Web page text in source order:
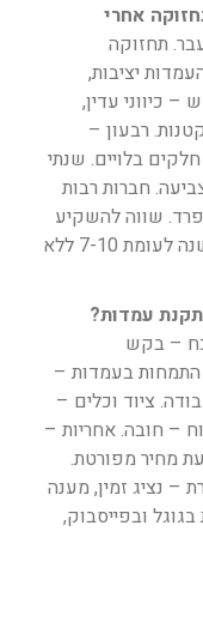
אחרי
תחזוקה
יציבות,
– כיווני עדין,
רבעון –
בלויים. שנתי
חברות רבות
שווה להשקיע
– עמדות מתוחזקות מחזיקות 15-20 שנה לעומת 7-10 ללא
עמדות?
– בקש
בעמדות –
ציוד וכלים –
– חובה. אחריות –
מחיר מפורטת.
– נציג זמין, מענה
בגוגל ובפייסבוק,